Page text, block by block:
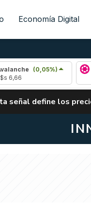
Economía Digital
Polkadot
señal define los